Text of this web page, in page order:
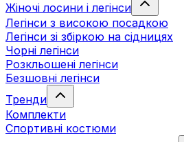
Жіночі лосини і легінси
Легінси з високою посадкою
Легінси зі збіркою на сідницях
Чорні легінси
Розкльошені легінси
Безшовні легінси
Тренди
Комплекти
Спортивні костюми